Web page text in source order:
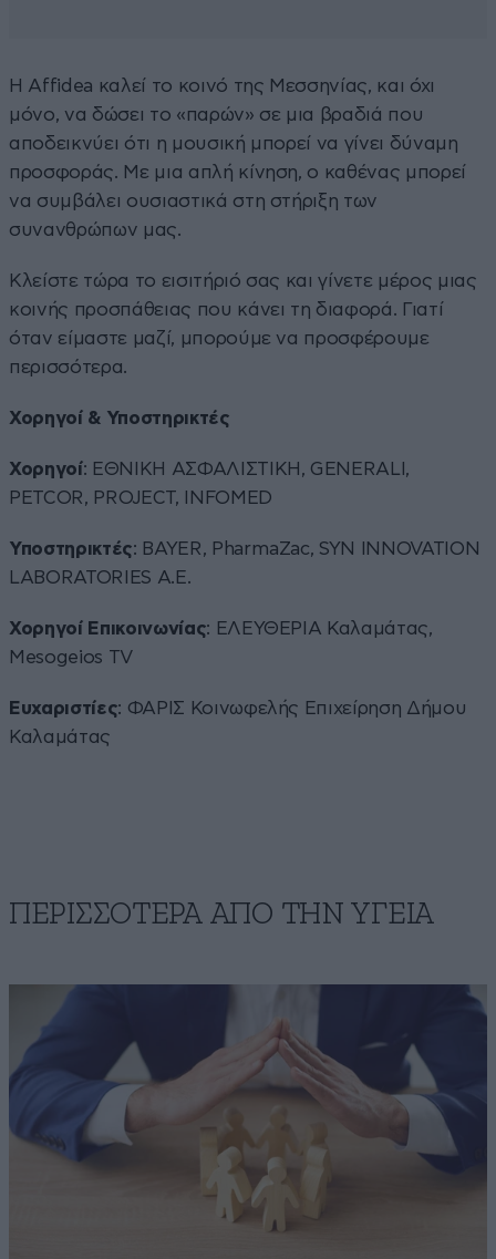
Η Affidea καλεί το κοινό της Μεσσηνίας, και όχι
μόνο, να δώσει το «παρών» σε μια βραδιά που
αποδεικνύει ότι η μουσική μπορεί να γίνει δύναμη
προσφοράς. Με μια απλή κίνηση, ο καθένας μπορεί
να συμβάλει ουσιαστικά στη στήριξη των
συνανθρώπων μας.
Κλείστε τώρα το εισιτήριό σας και γίνετε μέρος μιας
κοινής προσπάθειας που κάνει τη διαφορά. Γιατί
όταν είμαστε μαζί, μπορούμε να προσφέρουμε
περισσότερα.
Χορηγοί & Υποστηρικτές
Χορηγοί: ΕΘΝΙΚΗ ΑΣΦΑΛΙΣΤΙΚΗ, GENERALI,
PETCOR, PROJECT, INFOMED
Υποστηρικτές: BAYER, PharmaZac, SYN INNOVATION
LABORATORIES A.E.
Χορηγοί Επικοινωνίας: ΕΛΕΥΘΕΡΙΑ Καλαμάτας,
Mesogeios TV
Ευχαριστίες: ΦΑΡΙΣ Κοινωφελής Επιχείρηση Δήμου
Καλαμάτας
ΠΕΡΙΣΣΟΤΕΡΑ ΑΠΟ ΤΗΝ ΥΓΕΙΑ